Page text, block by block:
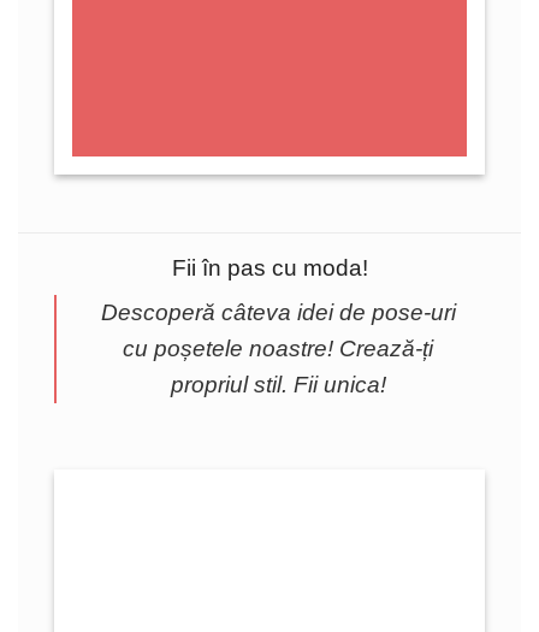
Fii în pas cu moda!
Descoperă câteva idei de pose-uri
cu poșetele noastre! Crează-ți
propriul stil. Fii unica!